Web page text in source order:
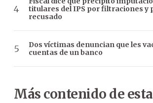
titulares del IPS por filtraciones y
recusado
Dos víctimas denuncian que les
cuentas de un banco
Más contenido de